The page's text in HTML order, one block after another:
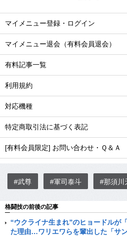
マイメニュー登録・ログイン
マイメニュー退会（有料会員退会）
有料記事一覧
利用規約
対応機種
特定商取引法に基づく表記
[有料会員限定] お問い合わせ・Ｑ＆Ａ
#武尊 #軍司泰斗 #那須川
格闘技の前後の記事
“ウクライナ生まれ”のヒョードルが
た理由…ワリエワらを輩出した「サ